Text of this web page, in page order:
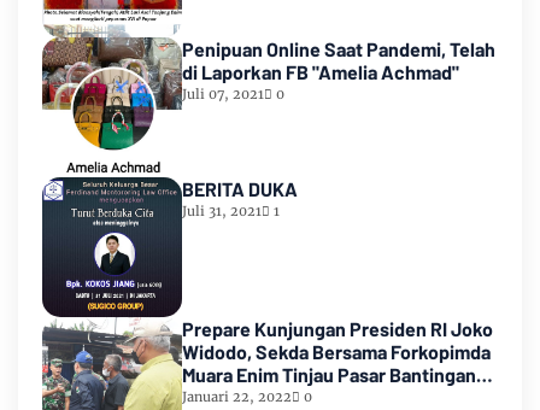
Penipuan Online Saat Pandemi, Telah
di Laporkan FB "Amelia Achmad"
Juli 07, 2021 0
BERITA DUKA
Juli 31, 2021 1
Prepare Kunjungan Presiden RI Joko
Widodo, Sekda Bersama Forkopimda
Muara Enim Tinjau Pasar Bantingan
Tanjung Enim
Januari 22, 2022 0